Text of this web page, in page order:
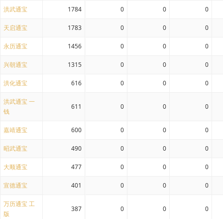
洪武通宝 1784 0 0 0
天启通宝 1783 0 0 0
永历通宝 1456 0 0 0
兴朝通宝 1315 0 0 0
洪化通宝 616 0 0 0
洪武通宝 一
钱
611 0 0 0
嘉靖通宝 600 0 0 0
昭武通宝 490 0 0 0
大顺通宝 477 0 0 0
宣德通宝 401 0 0 0
万历通宝 工
版
387 0 0 0